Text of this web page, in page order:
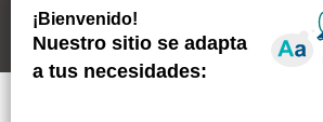
Avisos legales Enlaces